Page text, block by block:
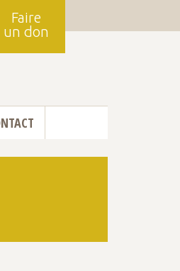
Faire
un don